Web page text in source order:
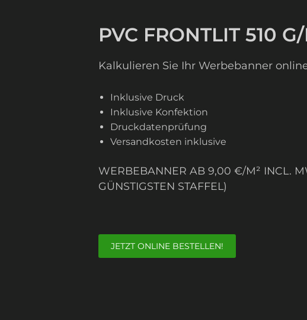
PVC FRONTLIT 510 G/
Kalkulieren Sie Ihr Werbebanner
Inklusive Druck
Inklusive Konfektion
Druckdatenprüfung
Versandkosten inklusive
WERBEBANNER AB 9,00 €/M² INCL.
GÜNSTIGSTEN STAFFEL)
JETZT ONLINE BESTELLEN!